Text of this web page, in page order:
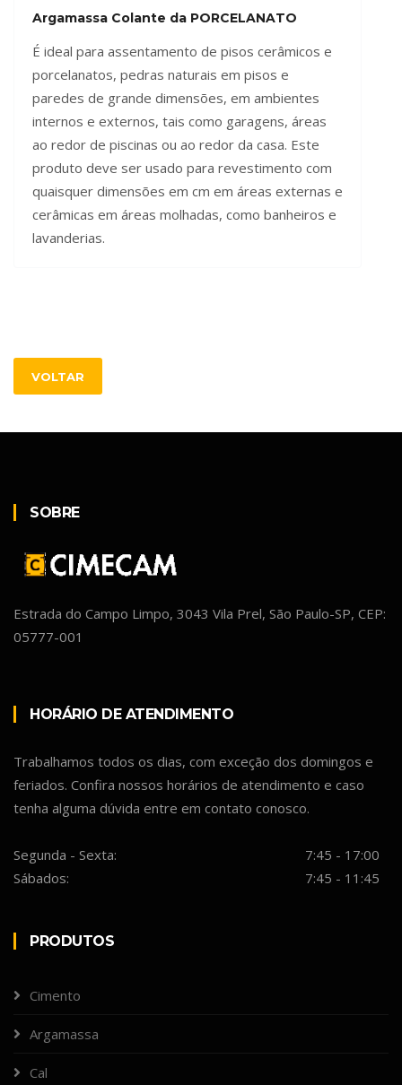
Argamassa Colante da PORCELANATO
É ideal para assentamento de pisos cerâmicos e
porcelanatos, pedras naturais em pisos e
paredes de grande dimensões, em ambientes
internos e externos, tais como garagens, áreas
ao redor de piscinas ou ao redor da casa. Este
produto deve ser usado para revestimento com
quaisquer dimensões em cm em áreas externas e
cerâmicas em áreas molhadas, como banheiros e
lavanderias.
VOLTAR
SOBRE
Estrada do Campo Limpo, 3043 Vila Prel, São Paulo-SP, CEP:
05777-001
HORÁRIO DE ATENDIMENTO
Trabalhamos todos os dias, com exceção dos domingos e
feriados. Confira nossos horários de atendimento e caso
tenha alguma dúvida entre em contato conosco.
Segunda - Sexta:
7:45 - 17:00
Sábados:
7:45 - 11:45
PRODUTOS
Cimento
Argamassa
Cal